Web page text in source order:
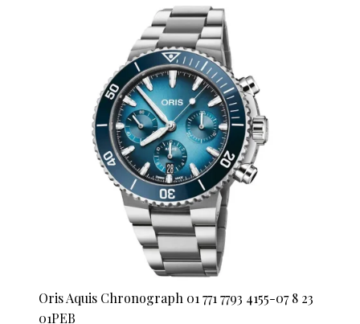
Oris Aquis Chronograph 01 771 7793 4155-07 8 23
01PEB